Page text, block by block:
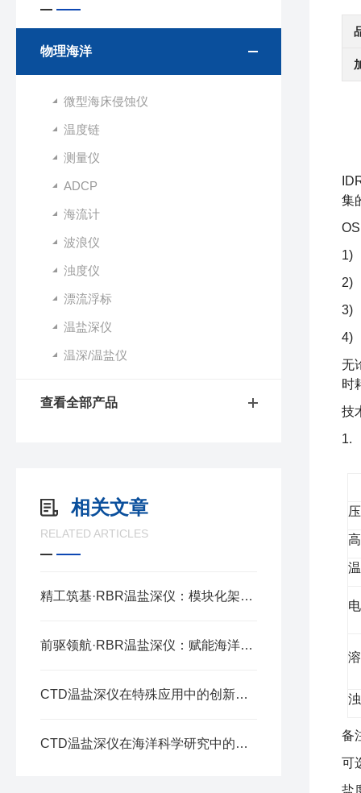
物理海洋
微型海床侵蚀仪
温度链
测量仪
ADCP
海流计
波浪仪
浊度仪
漂流浮标
温盐深仪
温深/温盐仪
查看全部产品
相关文章
RELATED ARTICLES
精工筑基·RBR温盐深仪：模块化架构的协同奥秘
前驱领航·RBR温盐深仪：赋能海洋探测的精准标尺
CTD温盐深仪在特殊应用中的创新与实践
CTD温盐深仪在海洋科学研究中的应用与价值
集
1)
2)
3)
4)
无
时
技
1.
备
可
盐